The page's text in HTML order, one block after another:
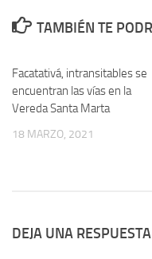
TAMBIÉN TE
Facatativá, intransitables se
encuentran las vías en la
Vereda Santa Marta
18 MARZO, 2021
DEJA UNA RESPUESTA